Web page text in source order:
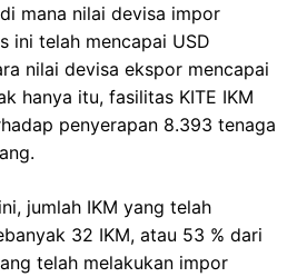
mana nilai devisa impor
ini telah mencapai USD
nilai devisa ekspor mencapai
hanya itu, fasilitas KITE IKM
penyerapan 8.393 tenaga
jumlah IKM yang telah
32 IKM, atau 53 % dari
telah melakukan impor